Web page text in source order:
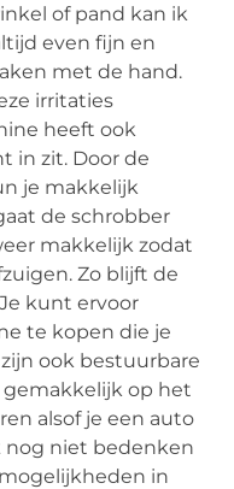
of pand kan ik
even fijn en
met de hand.
irritaties
heeft ook
in zit. Door de
je makkelijk
de schrobber
makkelijk zodat
Zo blijft de
kunt ervoor
te kopen die je
ook bestuurbare
gemakkelijk op het
alsof je een auto
nog niet bedenken
in